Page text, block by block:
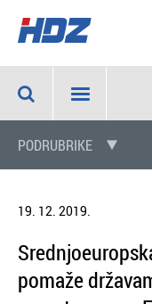
PODRUBRIKE
19. 12. 2019.
pomaže